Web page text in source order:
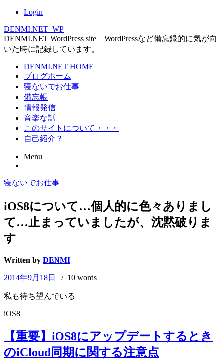
Login
DENMI.NET_WP
DENMI.NET WordPress site WordPressなど備忘録的に気が向
いた時に記録しています。
Main
menu
DENMI.NET HOME
ブログホーム
寝ないでお仕事
備忘帳
情報発信
音楽な話
このサイトについて・・・
自己紹介？
Menu
Skip
寝ないでお仕事
iOS8について…個人的に色々ありまし
て…止まっていましたが、沈黙破りま
す
Written by DENMI
2014年9月18日 / 10 words
私も待ち望んでいる
iOS8
【重要】iOS8にアップデートするとき
のiCloud同期に関する注意点